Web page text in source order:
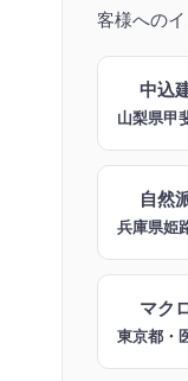
客様へのイ
中込
山梨県甲
自然
兵庫県姫
マク
東京都・